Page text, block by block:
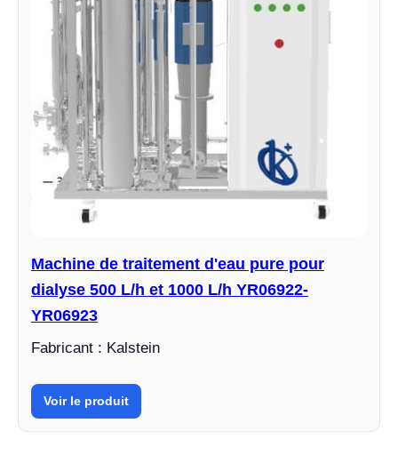
Machine de traitement d'eau pure pour
dialyse 500 L/h et 1000 L/h YR06922-
YR06923
Fabricant : Kalstein
Voir le produit